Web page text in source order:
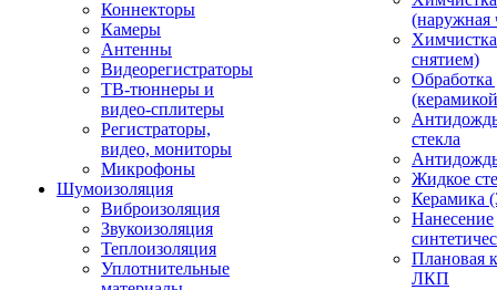
Коннекторы
Камеры
Антенны
Видеорегистраторы
ТВ-тюннеры и
видео-сплитеры
Регистраторы,
видео, мониторы
Микрофоны
Шумоизоляция
Виброизоляция
Звукоизоляция
Теплоизоляция
Уплотнительные
(наружная
снятием)
Обработка
стекла
Жидкое
Керамика
Нанесение
Плановая
ЛКП